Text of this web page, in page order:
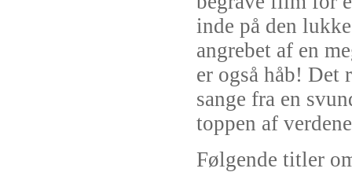
inde på den
angrebet af en
er også håb! Det
sange fra en
toppen af
Følgende titler